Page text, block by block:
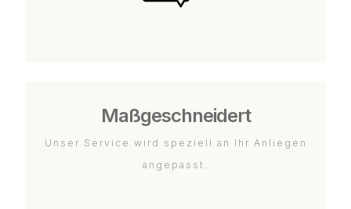
Maßgeschneidert
Unser Service wird speziell an Ihr Anliegen
angepasst.